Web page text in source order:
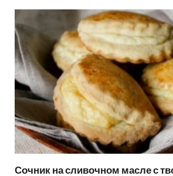
Сочник на сливочном масле с